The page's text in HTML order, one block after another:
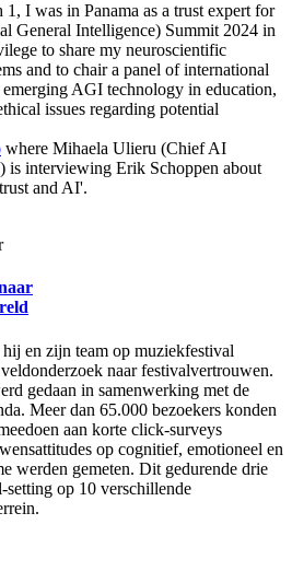
I was in Panama as a trust expert for
General Intelligence) Summit 2024 in
to share my neuroscientific
and to chair a panel of international
emerging AGI technology in education,
issues regarding potential
where Mihaela Ulieru (Chief AI
interviewing Erik Schoppen about
and AI'.
en zijn team op muziekfestival
naar festivalvertrouwen.
gedaan in samenwerking met de
Meer dan 65.000 bezoekers konden
aan korte click-surveys
op cognitief, emotioneel en
werden gemeten. Dit gedurende drie
setting op 10 verschillende